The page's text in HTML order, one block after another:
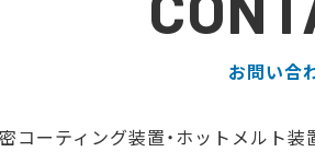
お問い合
コーティング装置・ホットメルト装